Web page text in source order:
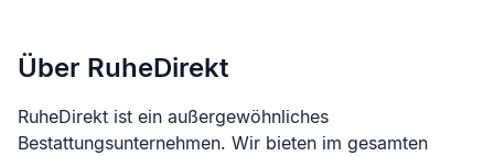
Über RuheDirekt
RuheDirekt ist ein außergewöhnliches
Bestattungsunternehmen. Wir bieten im gesamten